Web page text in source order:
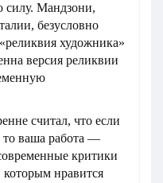
силу. Мандзони,
безусловно
художника»
версия реликвии
считал, что если
то ваша работа —
критики
нравится